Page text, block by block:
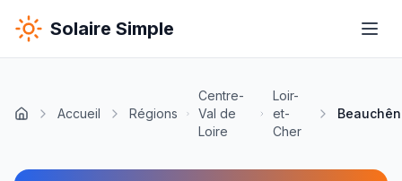
Solaire Simple
Accueil Régions
Centre-
Val de
Loire
Loir-
et-
Cher